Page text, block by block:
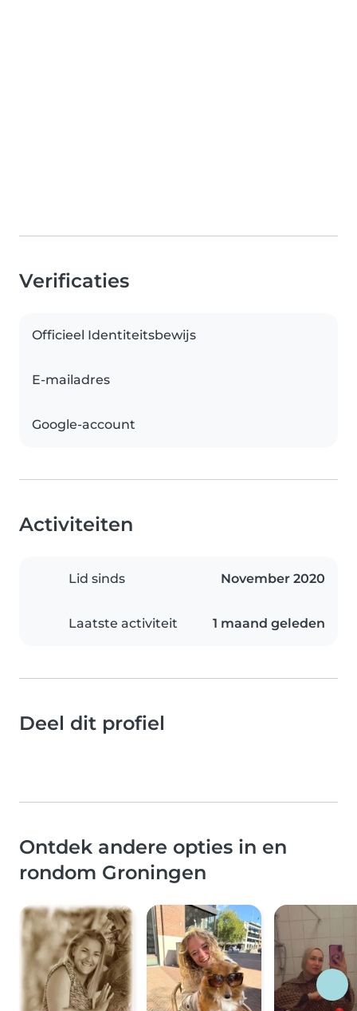
Verificaties
Officieel Identiteitsbewijs
E-mailadres
Google-account
Activiteiten
Lid sinds November 2020
Laatste activiteit 1 maand geleden
Deel dit profiel
Ontdek andere opties in en
rondom Groningen